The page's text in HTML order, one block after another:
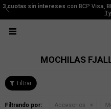
3 cuotas sin intereses con BCP Visa,

MOCHILAS
Filtrando por: Accesorios